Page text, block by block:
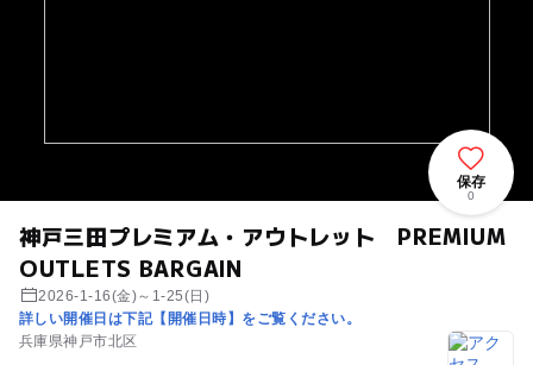
神戸三田プレミアム・アウトレット PREMIUM
OUTLETS BARGAIN
2026-1-16(金)～1-25(日)
詳しい開催日は下記【開催日時】をご覧ください。
兵庫県神戸市北区
保存
0